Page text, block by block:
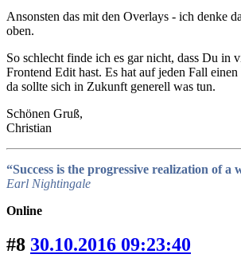
Ansonsten das mit den Overlays - ich denke
oben.
So schlecht finde ich es gar nicht, dass Du in
Frontend Edit hast. Es hat auf jeden Fall
da sollte sich in Zukunft generell was tun.
Schönen Gruß,
Christian
“Success is the progressive realization of a
Earl Nightingale
Online
#8 30.10.2016 09:23:40